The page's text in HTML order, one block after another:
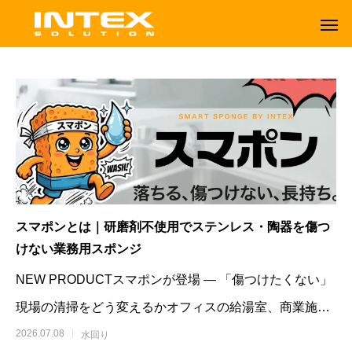
ORBOT
スマポンとは｜研磨剤不使用でステンレス・陶器を傷つ
けない業務用スポンジ
NEW PRODUCTスマポンが登場 ― 「傷つけたくない」
現場の清掃をどう変えるかオフィスの給湯室、商業施設
の
2026.07.08 水回り